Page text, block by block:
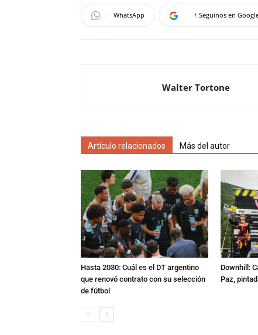
WhatsApp + Seguinos en
Walter Tortone
Artículo relacionados Más del autor
Hasta 2030: Cuál es el DT argentino
que renovó contrato con su selección
de fútbol
Downhill:
Paz,